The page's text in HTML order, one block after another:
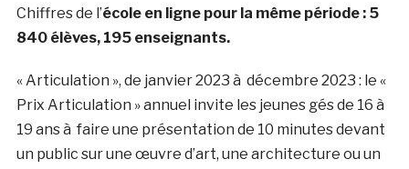
Chiffres de l’école en ligne pour la même période : 5
840 élèves, 195 enseignants.
« Articulation », de janvier 2023 à décembre 2023 : le «
Prix Articulation » annuel invite les jeunes gés de 16 à
19 ans à faire une présentation de 10 minutes devant
un public sur une œuvre d’art, une architecture ou un